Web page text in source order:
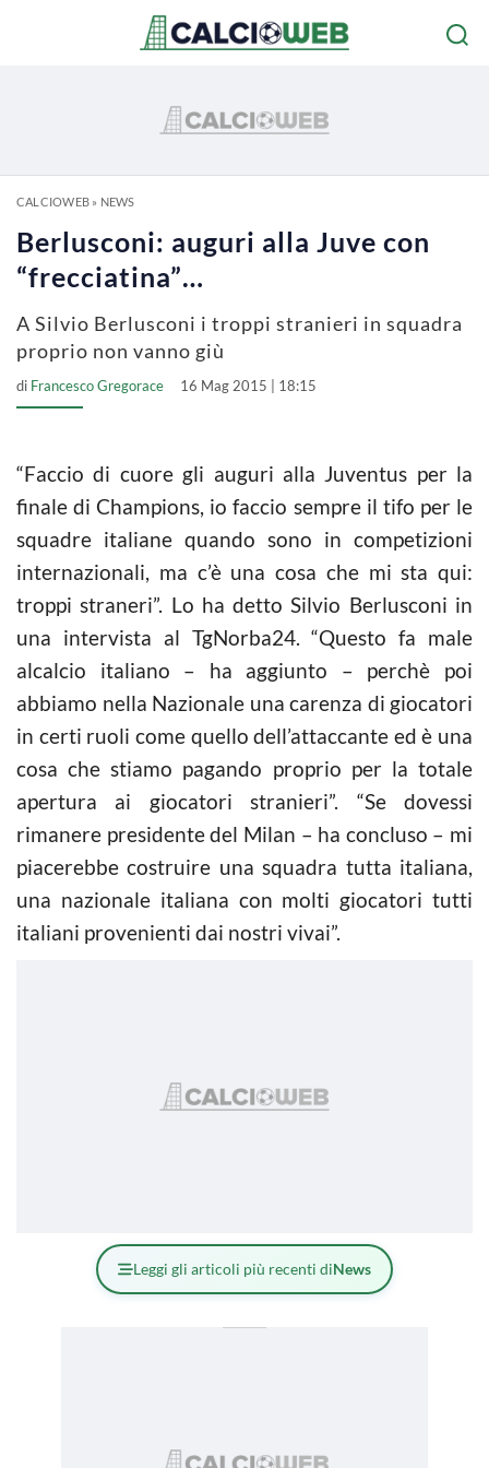
CALCIOWEB» NEWS
Berlusconi: auguri alla Juve con
“frecciatina”…
A Silvio Berlusconi i troppi stranieri in squadra
proprio non vanno giù
di Francesco Gregorace 16 Mag 2015 | 18:15
“Faccio di cuore gli auguri alla Juventus per la
finale di Champions, io faccio sempre il tifo per le
squadre italiane quando sono in competizioni
internazionali, ma c’è una cosa che mi sta qui:
troppi straneri”. Lo ha detto Silvio Berlusconi in
una intervista al TgNorba24. “Questo fa male
alcalcio italiano – ha aggiunto – perchè poi
abbiamo nella Nazionale una carenza di giocatori
in certi ruoli come quello dell’attaccante ed è una
cosa che stiamo pagando proprio per la totale
apertura ai giocatori stranieri”. “Se dovessi
rimanere presidente del Milan – ha concluso – mi
piacerebbe costruire una squadra tutta italiana,
una nazionale italiana con molti giocatori tutti
italiani provenienti dai nostri vivai”.
Leggi gli articoli più recenti diNews